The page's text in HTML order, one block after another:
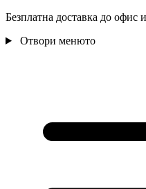
Безплатна доставка до офис
Отвори менюто